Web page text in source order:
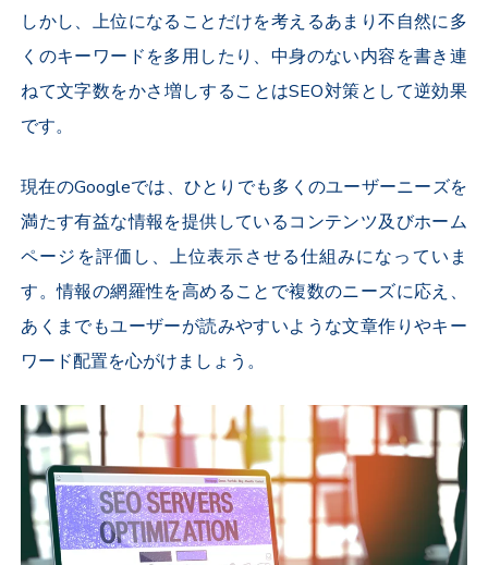
しかし、上位になることだけを考えるあまり不自然に多
くのキーワードを多用したり、中身のない内容を書き連
ねて文字数をかさ増しすることはSEO対策として逆効果
です。
現在のGoogleでは、ひとりでも多くのユーザーニーズを
満たす有益な情報を提供しているコンテンツ及びホーム
ページを評価し、上位表示させる仕組みになっていま
す。情報の網羅性を高めることで複数のニーズに応え、
あくまでもユーザーが読みやすいような文章作りやキー
ワード配置を心がけましょう。